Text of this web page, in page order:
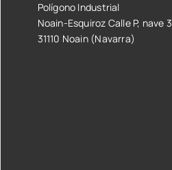
Polígono Industrial
Noain-Esquiroz Calle P, nave 3
31110 Noain (Navarra)